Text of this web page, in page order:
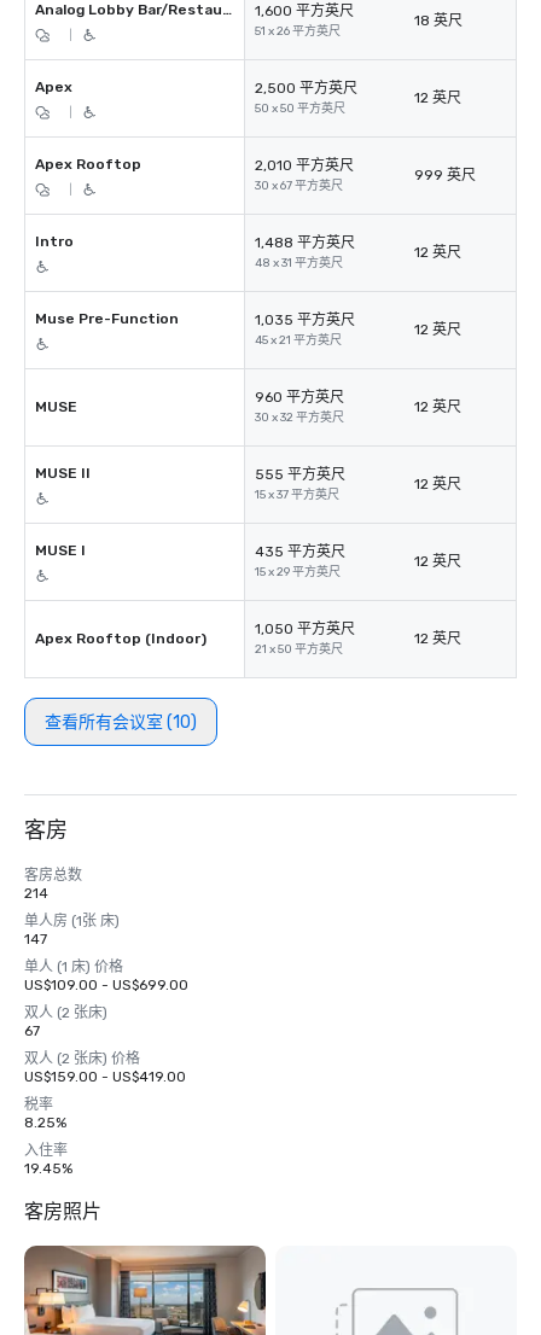
Analog Lobby Bar/Restaurant 1,600 平方英尺
51 x 26 平方英尺
18 英尺
Apex 2,500 平方英尺
50 x 50 平方英尺
12 英尺
Apex Rooftop 2,010 平方英尺
30 x 67 平方英尺
999 英尺
Intro 1,488 平方英尺
48 x 31 平方英尺
12 英尺
Muse Pre-Function 1,035 平方英尺
45 x 21 平方英尺
12 英尺
MUSE
960 平方英尺
30 x 32 平方英尺
12 英尺
MUSE II 555 平方英尺
15 x 37 平方英尺
12 英尺
MUSE I 435 平方英尺
15 x 29 平方英尺
12 英尺
Apex Rooftop (Indoor)
1,050 平方英尺
21 x 50 平方英尺
12 英尺
查看所有会议室 (10)
客房
客房总数
214
单人房 (1张 床)
147
单人 (1 床) 价格
US$109.00 - US$699.00
双人 (2 张床)
67
双人 (2 张床) 价格
US$159.00 - US$419.00
税率
8.25%
入住率
19.45%
客房照片